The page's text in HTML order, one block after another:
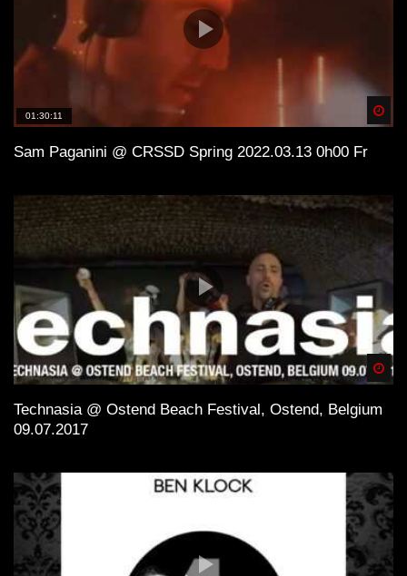
01:30:11
Sam Paganini @ CRSSD Spring 2022.03.13 0h00 Fr
Technasia @ Ostend Beach Festival, Ostend, Belgium
09.07.2017